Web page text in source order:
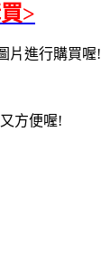
>
片進行購買喔!
方便喔!